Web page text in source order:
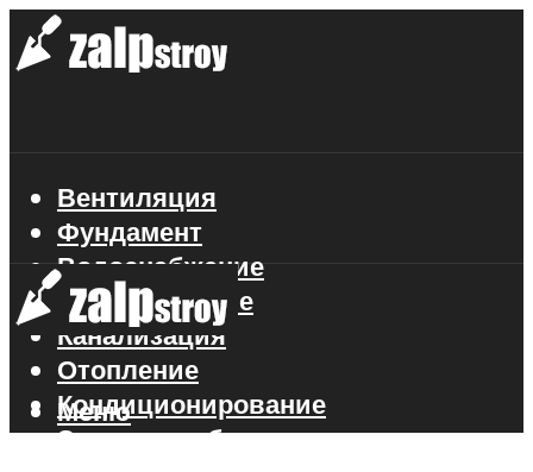
Вентиляция
Фундамент
Водоснабжение
Газоснабжение
Канализация
Отопление
Кондиционирование
Электроснабжение
Меню